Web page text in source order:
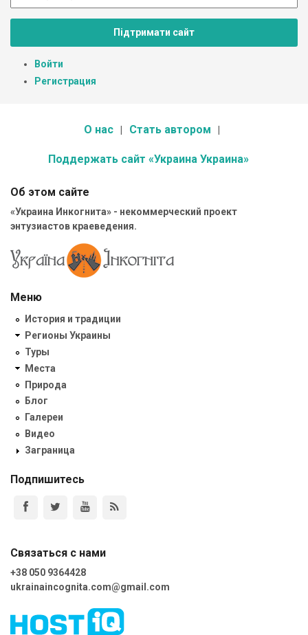
Підтримати сайт
Войти
Регистрация
О нас Стать автором
Поддержать сайт «Украина Украина»
Об этом сайте
«Украина Инкогнита» - некоммерческий проект
энтузиастов краеведения.
Меню
История и традиции
Регионы Украины
Туры
Места
Природа
Блог
Галереи
Видео
Заграница
Подпишитесь
Связаться с нами
+38 050 9364428
ukrainaincognita.com@gmail.com